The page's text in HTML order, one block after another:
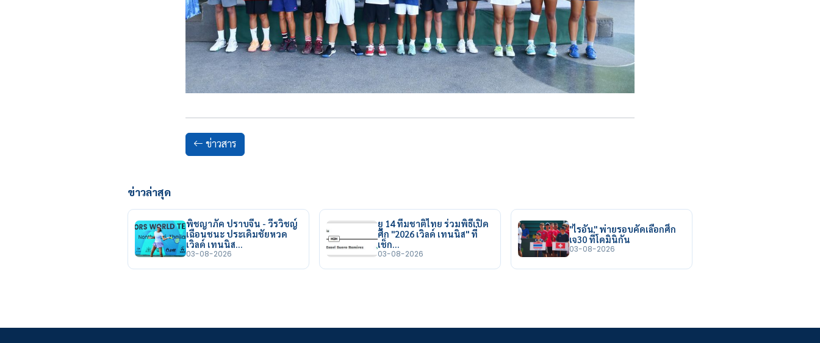
ข่าวสาร
ข่าวล่าสุด
พิชญาภัค ปราบจีน - วีรวิชญ์
เฉือนชนะ ประเดิมชัยหวด
เวิลด์ เทนนิส…
03-08-2026
ยู 14 ทีมชาติไทย ร่วมพิธีเปิด
ศึก "2026 เวิลด์ เทนนิส" ที่
เช็ก…
03-08-2026
"ไรอัน" พ่ายรอบคัดเลือกศึก
เจ30 ที่โดมินิกัน
03-08-2026